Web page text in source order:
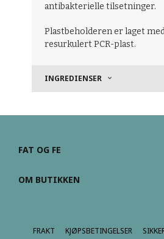
antibakterielle tilsetninger.
Plastbeholderen er laget
resurkulert PCR-plast.
INGREDIENSER
FAT OG FE
OM BUTIKKEN
FRAKT KJØPSBETINGELSER